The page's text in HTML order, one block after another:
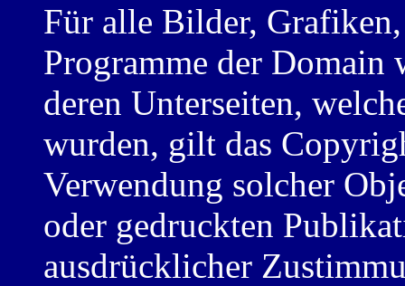
Für alle Bilder,
Programme der Domain
deren Unterseiten,
wurden, gilt das
Verwendung solcher
oder gedruckten
ausdrücklicher